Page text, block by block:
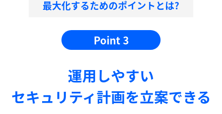
最大化するためのポイントとは?
Point 3
運⽤しやすい
セキュリティ計画を⽴案できる